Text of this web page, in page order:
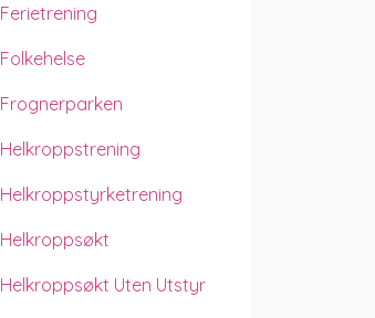
Ferietrening
Folkehelse
Frognerparken
Helkroppstrening
Helkroppstyrketrening
Helkroppsøkt
Helkroppsøkt Uten Utstyr